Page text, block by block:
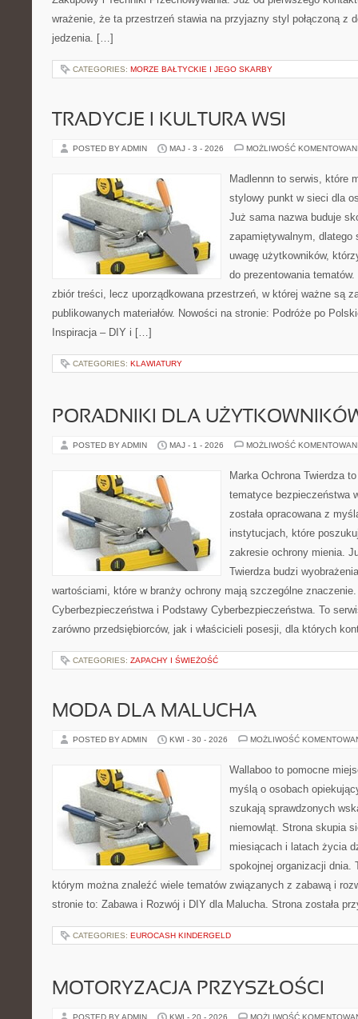
wrażenie, że ta przestrzeń stawia na przyjazny styl połączoną z
jedzenia. […]
CATEGORIES: MORZE BAŁTYCKIE I JEGO SKARBY
TRADYCJE I KULTURA WSI
POSTED BY ADMIN MAJ - 3 - 2026 MOŻLIWOŚĆ
Madlennn to serwis, które
stylowy punkt w sieci dla
Już sama nazwa buduje
zapamiętywalnym, dlatego
uwagę użytkowników,
do prezentowania
zbiór treści, lecz uporządkowana przestrzeń, w której ważne są
publikowanych materiałów. Nowości na stronie: Podróże po
Inspiracja – DIY i […]
CATEGORIES: KLAWIATURY
PORADNIKI DLA
POSTED BY ADMIN MAJ - 1 - 2026 MOŻLIWOŚĆ
Marka Ochrona Twierdza
tematyce bezpieczeństwa
została opracowana z
instytucjach, które
zakresie ochrony mienia.
Twierdza budzi
wartościami, które w branży ochrony mają szczególne
Cyberbezpieczeństwa i Podstawy Cyberbezpieczeństwa. To
zarówno przedsiębiorców, jak i właścicieli posesji, dla których
CATEGORIES: ZAPACHY I ŚWIEŻOŚĆ
MODA DLA MALUCHA
POSTED BY ADMIN KWI - 30 - 2026 MOŻLIWOŚĆ
Wallaboo to pomocne
myślą o osobach
szukają sprawdzonych
niemowląt. Strona skupia
miesiącach i latach życia
spokojnej organizacji dnia.
którym można znaleźć wiele tematów związanych z zabawą i
stronie to: Zabawa i Rozwój i DIY dla Malucha. Strona została
CATEGORIES: EUROCASH KINDERGELD
MOTORYZACJA PRZYSZŁOŚCI
POSTED BY ADMIN KWI - 20 - 2026 MOŻLIWOŚĆ